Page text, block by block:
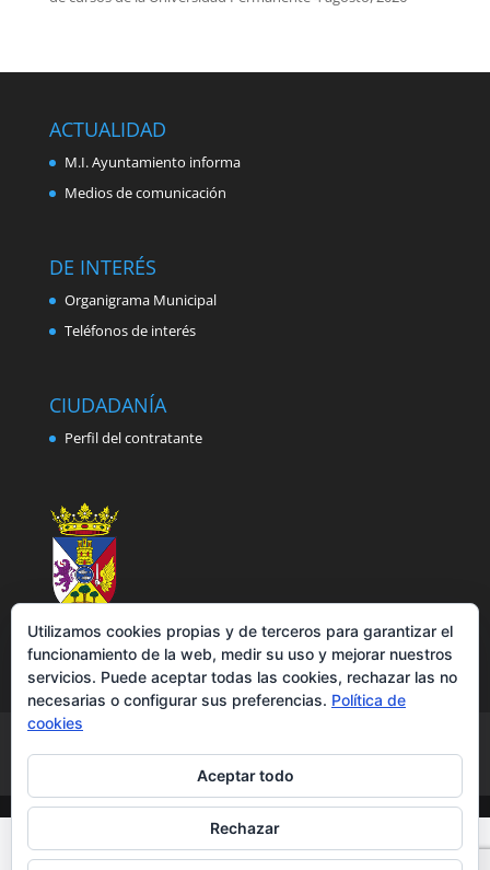
ACTUALIDAD
M.I. Ayuntamiento informa
Medios de comunicación
DE INTERÉS
Organigrama Municipal
Teléfonos de interés
CIUDADANÍA
Perfil del contratante
Política de cookies
Accesibilidad
Utilizamos cookies propias y de terceros para garantizar el
funcionamiento de la web, medir su uso y mejorar nuestros
servicios. Puede aceptar todas las cookies, rechazar las no
necesarias o configurar sus preferencias. Política de
cookies
Aceptar todo
Rechazar